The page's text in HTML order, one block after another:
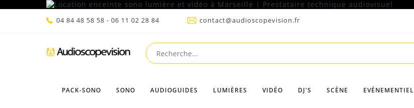
04 84 48 58 58 - 06 11 02 28 84 contact@audioscopevision.fr
PACK-SONO SONO AUDIOGUIDES LUMIÈRES VIDÉO DJ'S SCÈNE EVÉNEMENTIEL